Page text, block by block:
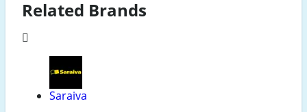
Related Brands
Saraiva